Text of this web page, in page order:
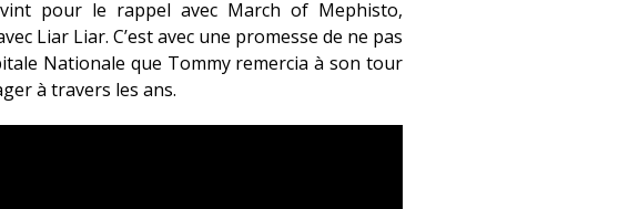
pour le rappel avec March of Mephisto,
Liar Liar. C’est avec une promesse de ne pas
Nationale que Tommy remercia à son tour
à travers les ans.